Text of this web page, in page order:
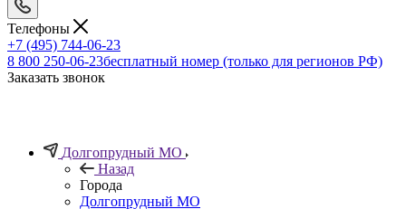
Телефоны
+7 (495) 744-06-23
8 800 250-06-23бесплатный номер (только для регионов РФ)
Заказать звонок
Долгопрудный МО
Назад
Города
Долгопрудный МО